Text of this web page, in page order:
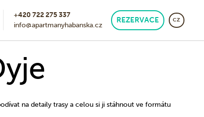
+420 722 275 337
info@apartmanyhabanska.cz
REZERVACE cz
na detaily trasy a celou si ji stáhnout ve formátu